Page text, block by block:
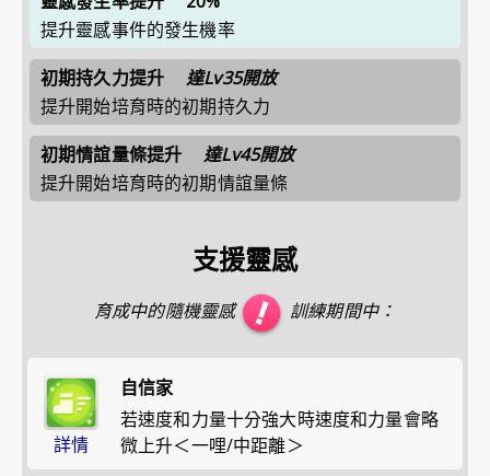
提升靈感事件的發生機率
初期持久力提升
達Lv35開放
提升開始培育時的初期持久力
初期情誼量條提升
達Lv45開放
提升開始培育時的初期情誼量條
支援靈感
育成中的隨機靈感 訓練期間中：
詳情
自信家
若速度和力量十分強大時速度和力量會略
微上升＜一哩/中距離＞